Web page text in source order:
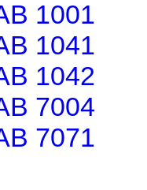
1001
1041
1042
7004
7071